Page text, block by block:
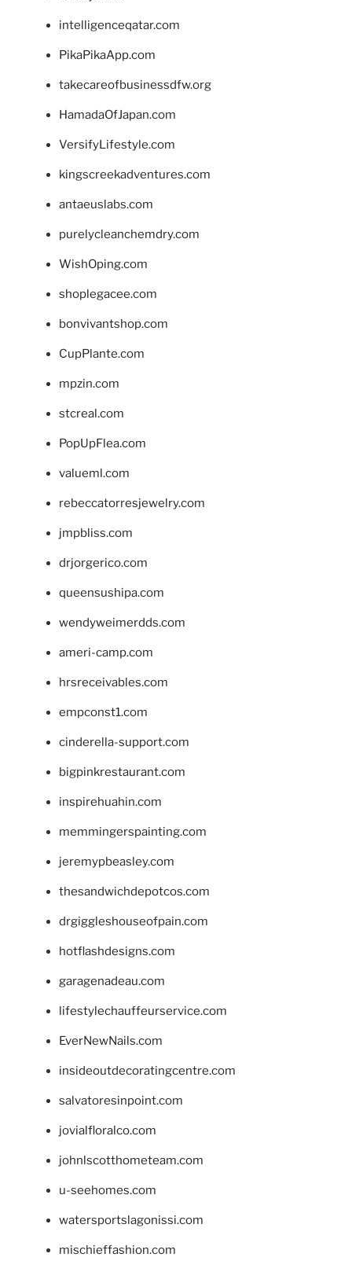
intelligenceqatar.com
PikaPikaApp.com
takecareofbusinessdfw.org
HamadaOfJapan.com
VersifyLifestyle.com
kingscreekadventures.com
antaeuslabs.com
purelycleanchemdry.com
WishOping.com
shoplegacee.com
bonvivantshop.com
CupPlante.com
mpzin.com
stcreal.com
PopUpFlea.com
valueml.com
rebeccatorresjewelry.com
jmpbliss.com
drjorgerico.com
queensushipa.com
wendyweimerdds.com
ameri-camp.com
hrsreceivables.com
empconst1.com
cinderella-support.com
bigpinkrestaurant.com
inspirehuahin.com
memmingerspainting.com
jeremypbeasley.com
thesandwichdepotcos.com
drgiggleshouseofpain.com
hotflashdesigns.com
garagenadeau.com
lifestylechauffeurservice.com
EverNewNails.com
insideoutdecoratingcentre.com
salvatoresinpoint.com
jovialfloralco.com
johnlscotthometeam.com
u-seehomes.com
watersportslagonissi.com
mischieffashion.com